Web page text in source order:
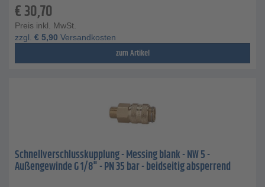
€30,70
Preis inkl. MwSt.
zzgl. € 5,90 Versandkosten
zum Artikel
Schnellverschlusskupplung - Messing blank - NW 5 -
Außengewinde G 1/8" - PN 35 bar - beidseitig absperrend